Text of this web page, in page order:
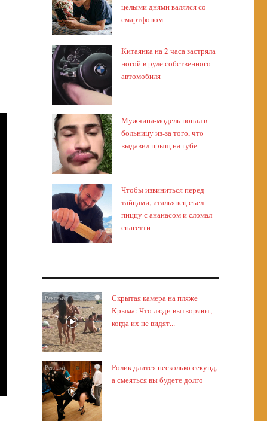
целыми днями валялся со
смартфоном
Китаянка на 2 часа застряла
ногой в руле собственного
автомобиля
Мужчина-модель попал в
больницу из-за того, что
выдавил прыщ на губе
Чтобы извиниться перед
тайцами, итальянец съел
пиццу с ананасом и сломал
спагетти
i
Скрытая камера на пляже
Крыма: Что люди вытворяют,
когда их не видят...
i
Ролик длится несколько секунд,
а смеяться вы будете долго